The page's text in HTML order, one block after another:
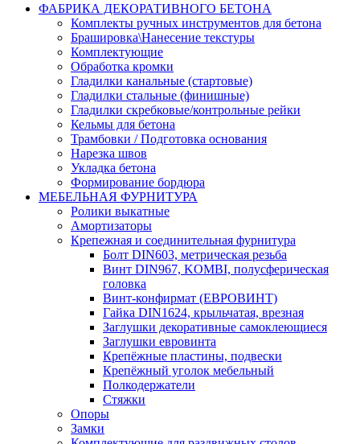
ФАБРИКА ДЕКОРАТИВНОГО БЕТОНА
Комплекты ручных инструментов для бетона
Брашировка\Нанесение текстуры
Комплектующие
Обработка кромки
Гладилки канальные (стартовые)
Гладилки стальные (финишные)
Гладилки скребковые/контрольные рейки
Кельмы для бетона
Трамбовки / Подготовка основания
Нарезка швов
Укладка бетона
Формирование бордюра
МЕБЕЛЬНАЯ ФУРНИТУРА
Ролики выкатные
Амортизаторы
Крепежная и соединительная фурнитура
Болт DIN603, метрическая резьба
Винт DIN967, KOMBI, полусферическая
головка
Винт-конфирмат (ЕВРОВИНТ)
Гайка DIN1624, крыльчатая, врезная
Заглушки декоративные самоклеющиеся
Заглушки евровинта
Крепёжные пластины, подвески
Крепёжный уголок мебельный
Полкодержатели
Стяжки
Опоры
Замки